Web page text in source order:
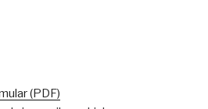
(PDF)